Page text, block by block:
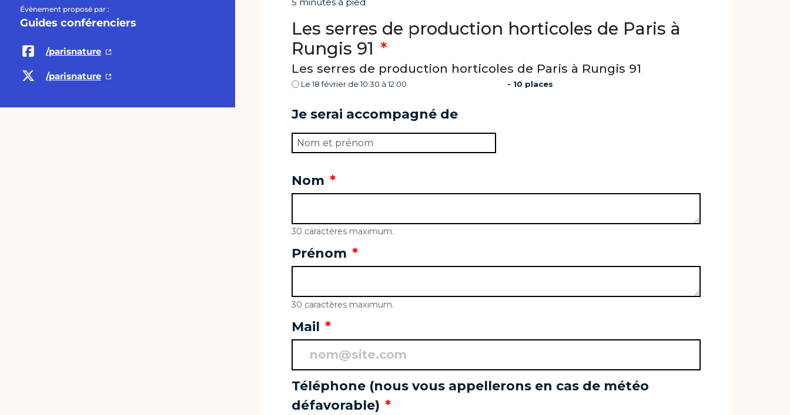
Évènement proposé par :
Guides conférenciers
/parisnature
/parisnature